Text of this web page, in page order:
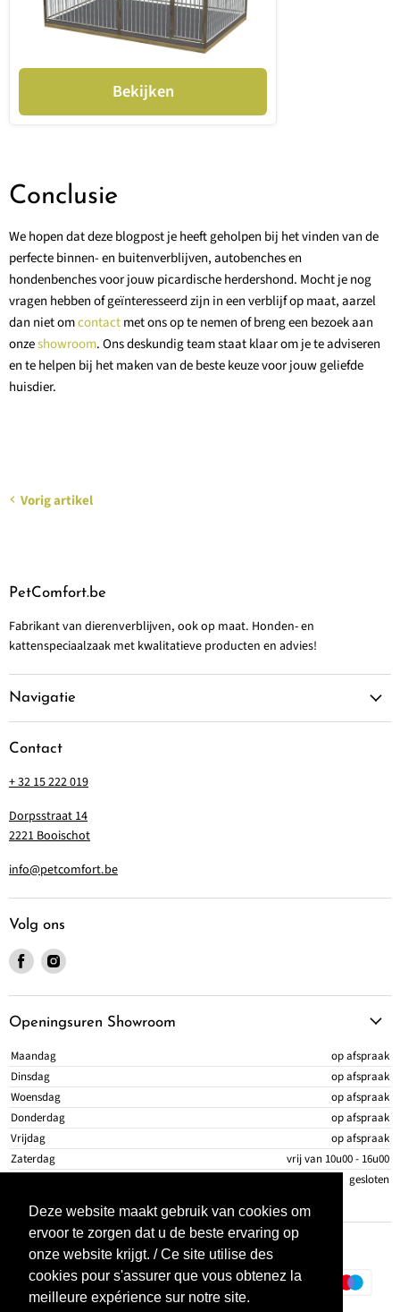
Deze website maakt gebruik van cookies om
ervoor te zorgen dat u de beste ervaring op
onze website krijgt. / Ce site utilise des
cookies pour s'assurer que vous obtenez la
meilleure expérience sur notre site.
Bekijken
Conclusie
We hopen dat deze blogpost je heeft geholpen bij het vinden van de
perfecte binnen- en buitenverblijven, autobenches en
hondenbenches voor jouw picardische herdershond. Mocht je nog
vragen hebben of geïnteresseerd zijn in een verblijf op maat, aarzel
dan niet omcontactmet ons op te nemen of breng een bezoek aan
onzeshowroom. Ons deskundig team staat klaar om je te adviseren
en te helpen bij het maken van de beste keuze voor jouw geliefde
huisdier.
Vorig artikel
PetComfort.be
Fabrikant van dierenverblijven, ook op maat. Honden- en
kattenspeciaalzaak met kwalitatieve producten en advies!
Navigatie
Contact
+ 32 15 222 019
Dorpsstraat 14
2221 Booischot
info@petcomfort.be
Volg ons
Vind ons op Facebook
Vind ons op Instagram
Openingsuren Showroom
Maandag
op afspraak
Dinsdag
op afspraak
Woensdag
op afspraak
Donderdag
op afspraak
Vrijdag
op afspraak
Zaterdag
vrij van 10u00 - 16u00
gesloten